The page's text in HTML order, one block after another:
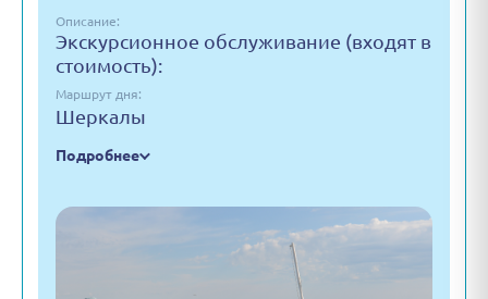
Описание:
Экскурсионное обслуживание (входят в
стоимость):
Маршрут дня:
Шеркалы
Подробнее